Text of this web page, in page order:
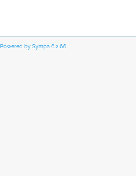
Powered by Sympa 6.2.66